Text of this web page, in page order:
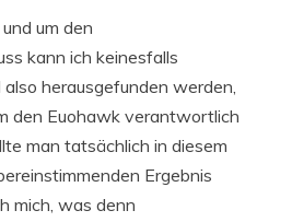
um den
kann ich keinesfalls
herausgefunden werden,
den Euohawk verantwortlich
man tatsächlich in diesem
Ergebnis
mich, was denn